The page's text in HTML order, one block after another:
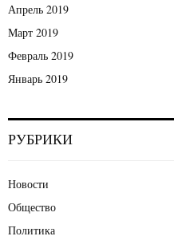
Апрель 2019
Март 2019
Февраль 2019
Январь 2019
РУБРИКИ
Новости
Общество
Политика